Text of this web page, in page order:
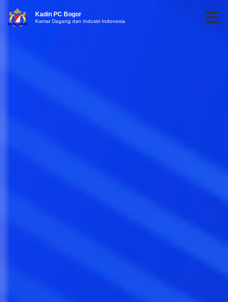
Kadin PC Bogor
Kamar Dagang dan Industri Indonesia